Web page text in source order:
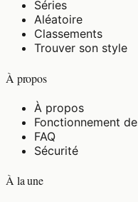
Séries
Aléatoire
Classements
Trouver son style
À propos
À propos
Fonctionnement
FAQ
Sécurité
À la une